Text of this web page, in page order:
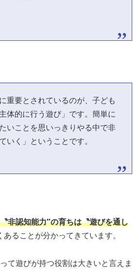
重要とされているのが、子ども
体的に行う遊び」です。簡単に
いことを思いっきりやる中で非
いく」ということです。
〝非認知能力″の育ちは〝遊びを通し
あることが分かってきています。
て遊びが持つ役割は大きいと言えま